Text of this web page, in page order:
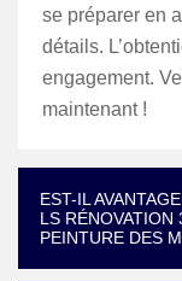
se préparer en
détails.
engagement.
maintenant !
EST-IL
LS RÉNOVATION
PEINTURE DES